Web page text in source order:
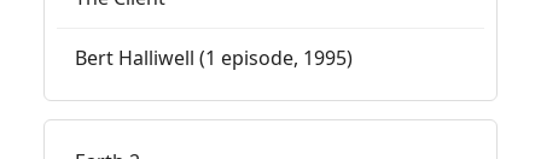
Bert Halliwell (1 episode, 1995)